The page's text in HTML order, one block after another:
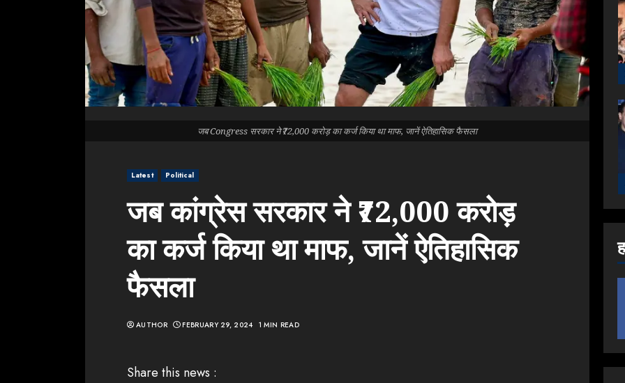
Latest Political
जब कांग्रेस सरकार ने ₹72,000 करोड़
का कर्ज किया था माफ, जानें ऐतिहासिक
फैसला
AUTHOR FEBRUARY 29, 2024 1 MIN READ
जब Congress सरकार ने ₹72,000 करोड़ का कर्ज किया था माफ, जानें ऐतिहासिक फैसला
Share this news :